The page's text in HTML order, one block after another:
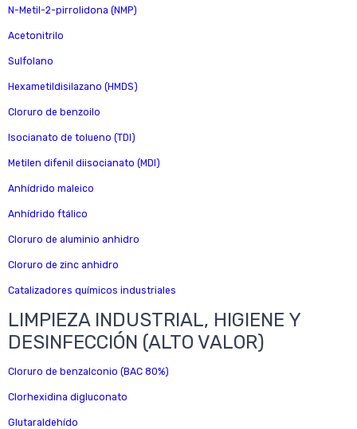
N-Metil-2-pirrolidona (NMP)
Acetonitrilo
Sulfolano
Hexametildisilazano (HMDS)
Cloruro de benzoilo
Isocianato de tolueno (TDI)
Metilen difenil diisocianato (MDI)
Anhídrido maleico
Anhídrido ftálico
Cloruro de aluminio anhidro
Cloruro de zinc anhidro
Catalizadores químicos industriales
LIMPIEZA INDUSTRIAL, HIGIENE Y
DESINFECCIÓN (ALTO VALOR)
Cloruro de benzalconio (BAC 80%)
Clorhexidina digluconato
Glutaraldehído